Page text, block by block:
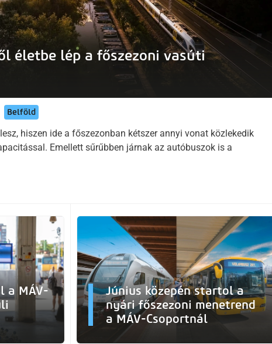
életbe lép a főszezoni vasúti
Belföld
hiszen ide a főszezonban kétszer annyi vonat közlekedik
Emellett sűrűbben járnak az autóbuszok is a
a MÁV-
Június közepén startol a
nyári főszezoni menetrend
a MÁV-Csoportnál